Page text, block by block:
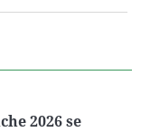
2026 se